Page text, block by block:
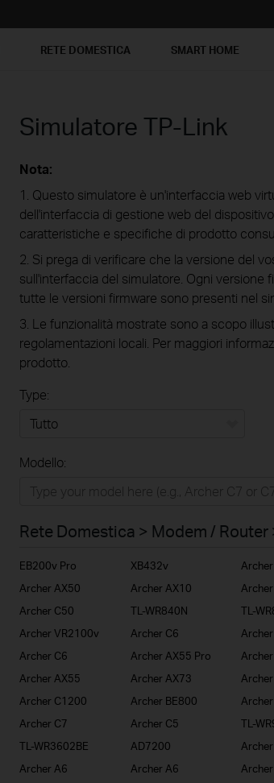
RETE DOMESTICA SMART HOME
Simulatore TP-Link
Nota:
1. Questo simulatore è un'interfaccia web
dell'interfaccia di gestione web del
caratteristiche e specifiche di prodotto
2. Si prega di verificare che la versione del
sull'interfaccia del simulatore. Ogni versione
tutte le versioni firmware sono presenti nel
3. Le funzionalità mostrate sono a scopo
regolamentazioni locali. Per maggiori
prodotto.
Type:
Business
Service Provider
Modello:
Rete Domestica > Modem / Router
EB200v Pro XB432v
Archer AX50
Archer AX10
Archer C50
TL-WR840N TL-
Archer VR2100v
Archer C6
Archer C6
Archer AX55 Pro
Archer AX55
Archer AX73
Archer C1200
Archer BE800
Archer C7
Archer C5 TL-
TL-WR3602BE
AD7200
Archer A6
Archer A6